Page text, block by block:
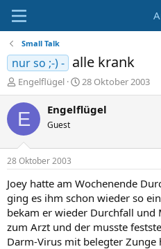
Small Talk
nur so ;-) - alle krank
E
r
s
e
r
Engelflügel
E
r
s
t
a
28 Oktober 2003
E Engelflügel
Guest
28 Oktober 2003
Joey hatte am Wochenende
ging es ihm schon wieder so
bekam er wieder Durchfall und
zum Arzt und der musste
Darm-Virus mit belegter Zunge